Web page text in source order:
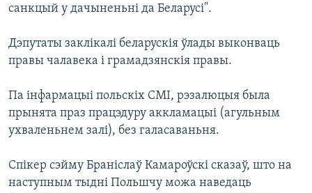
санкцый у дачыненьні да Беларусі".
Дэпутаты заклікалі беларускія ўлады выконваць
правы чалавека і грамадзянскія правы.
Па інфармацыі польскіх СМІ, рэзалюцыя была
прынята праз працэдуру аккламацыі (агульным
ухваленьнем залі), без галасаваньня.
Спікер сэйму Браніслаў Камароўскі сказаў, што на
наступным тыдні Польшчу можа наведаць